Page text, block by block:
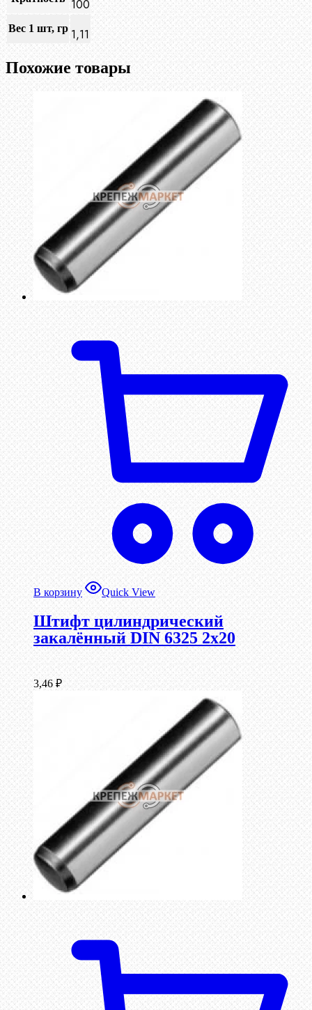
100
Вес 1 шт, гр 1,11
Похожие товары
В корзину Quick View
Штифт цилиндрический
закалённый DIN 6325 2х20
3,46 ₽